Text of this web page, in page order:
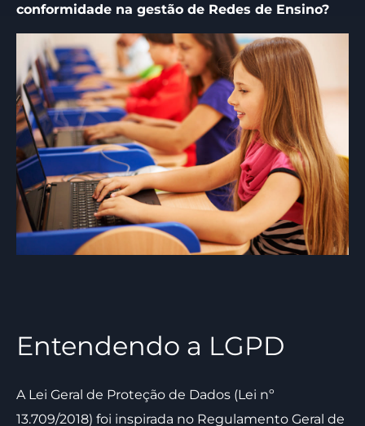
conformidade na gestão de Redes de Ensino?
Entendendo a LGPD
A Lei Geral de Proteção de Dados (Lei nº
13.709/2018) foi inspirada no Regulamento Geral de